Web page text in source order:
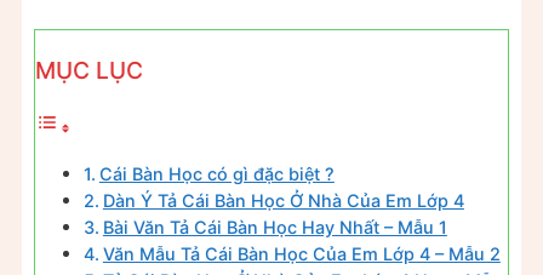
MỤC LỤC
Cái Bàn Học có gì đặc biệt ?
Dàn Ý Tả Cái Bàn Học Ở Nhà Của Em Lớp 4
Bài Văn Tả Cái Bàn Học Hay Nhất – Mẫu 1
Văn Mẫu Tả Cái Bàn Học Của Em Lớp 4 – Mẫu 2